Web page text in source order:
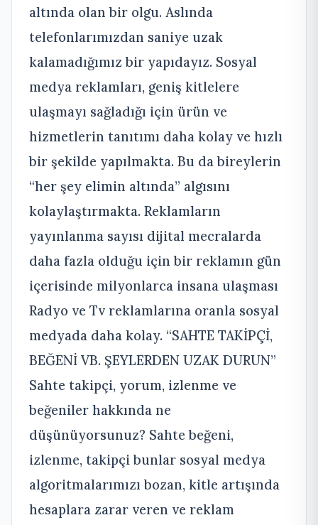
altında olan bir olgu. Aslında
telefonlarımızdan saniye uzak
kalamadığımız bir yapıdayız. Sosyal
medya reklamları, geniş kitlelere
ulaşmayı sağladığı için ürün ve
hizmetlerin tanıtımı daha kolay ve hızlı
bir şekilde yapılmakta. Bu da bireylerin
“her şey elimin altında” algısını
kolaylaştırmakta. Reklamların
yayınlanma sayısı dijital mecralarda
daha fazla olduğu için bir reklamın gün
içerisinde milyonlarca insana ulaşması
Radyo ve Tv reklamlarına oranla sosyal
medyada daha kolay. “SAHTE TAKİPÇİ,
BEĞENİ VB. ŞEYLERDEN UZAK DURUN”
Sahte takipçi, yorum, izlenme ve
beğeniler hakkında ne
düşünüyorsunuz? Sahte beğeni,
izlenme, takipçi bunlar sosyal medya
algoritmalarımızı bozan, kitle artışında
hesaplara zarar veren ve reklam